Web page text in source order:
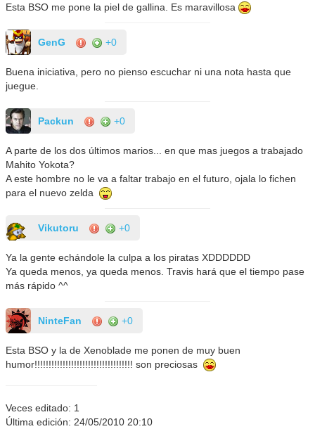
Esta BSO me pone la piel de gallina. Es maravillosa
GenG +0
Buena iniciativa, pero no pienso escuchar ni una nota hasta que
juegue.
Packun +0
A parte de los dos últimos marios... en que mas juegos a trabajado
Mahito Yokota?
A este hombre no le va a faltar trabajo en el futuro, ojala lo fichen
para el nuevo zelda
Vikutoru +0
Ya la gente echándole la culpa a los piratas XDDDDDD
Ya queda menos, ya queda menos. Travis hará que el tiempo pase
más rápido ^^
NinteFan +0
Esta BSO y la de Xenoblade me ponen de muy buen
humor!!!!!!!!!!!!!!!!!!!!!!!!!!!!!!!!!!! son preciosas
Veces editado: 1
Última edición: 24/05/2010 20:10